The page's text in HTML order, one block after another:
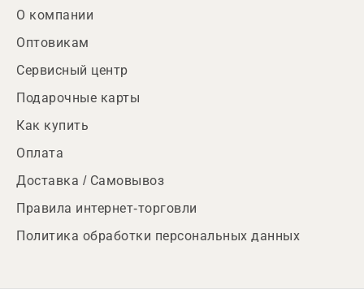
О компании
Оптовикам
Сервисный центр
Подарочные карты
Как купить
Оплата
Доставка / Самовывоз
Правила интернет-торговли
Политика обработки персональных данных